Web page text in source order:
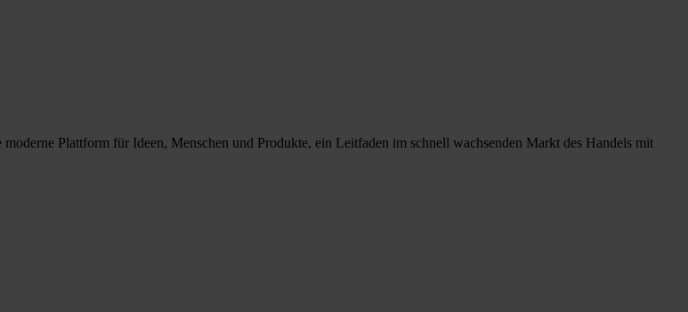
Plattform für Ideen, Menschen und Produkte, ein Leitfaden im schnell wachsenden Markt des Handels mit